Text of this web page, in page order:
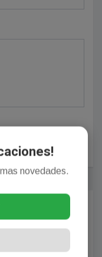
novedades.